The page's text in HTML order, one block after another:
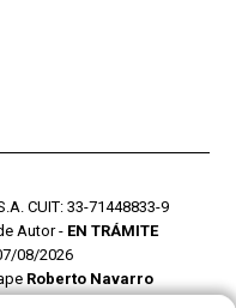
CUIT: 33-71448833-9
Autor - EN TRÁMITE
08/2026
Roberto Navarro